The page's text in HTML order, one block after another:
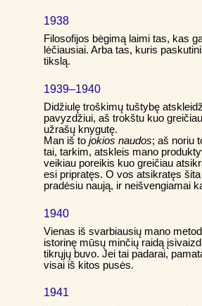
1938
Filosofijos bėgimą laimi tas, kas
lėčiausiai. Arba tas, kuris
tikslą.
1939–1940
Didžiulę troškimų tuštybę
pavyzdžiui, aš trokštu kuo
užrašų knygutę.
Man iš to jokios naudos; aš noriu
tai, tarkim, atskleis mano
veikiau poreikis kuo greičiau
esi pripratęs. O vos atsikratęs
pradėsiu naują, ir neišvengiamai
1940
Vienas iš svarbiausių mano
istorinę mūsų minčių raidą
tikrųjų buvo. Jei tai padarai,
visai iš kitos pusės.
1941